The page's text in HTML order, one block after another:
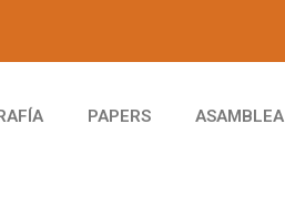
PAPERS ASAMBLEA